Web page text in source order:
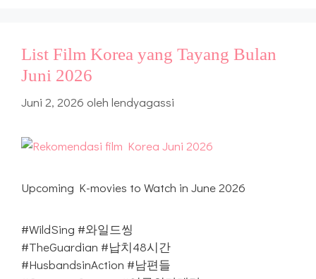
List Film Korea yang Tayang Bulan
Juni 2026
Juni 2, 2026 oleh lendyagassi
Upcoming K-movies to Watch in June 2026
#WildSing #와일드씽
#TheGuardian #납치48시간
#HusbandsinAction #남편들